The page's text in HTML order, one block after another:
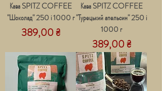
Кава SPITZ COFFEE
"Шоколад" 250 і 1000 г
Ціна
389,00 ₴
Кава SPITZ COFFEE
"Турецький апельсин" 250 і
1000 г
Ціна
389,00 ₴